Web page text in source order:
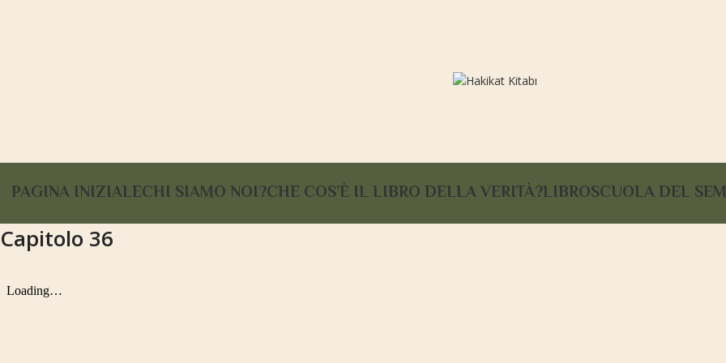
PAGINA INIZIALECHI SIAMO NOI?CHE COS’È IL LIBRO DELLA VERITÀ?LIBROSCUOLA DEL
Capitolo 36